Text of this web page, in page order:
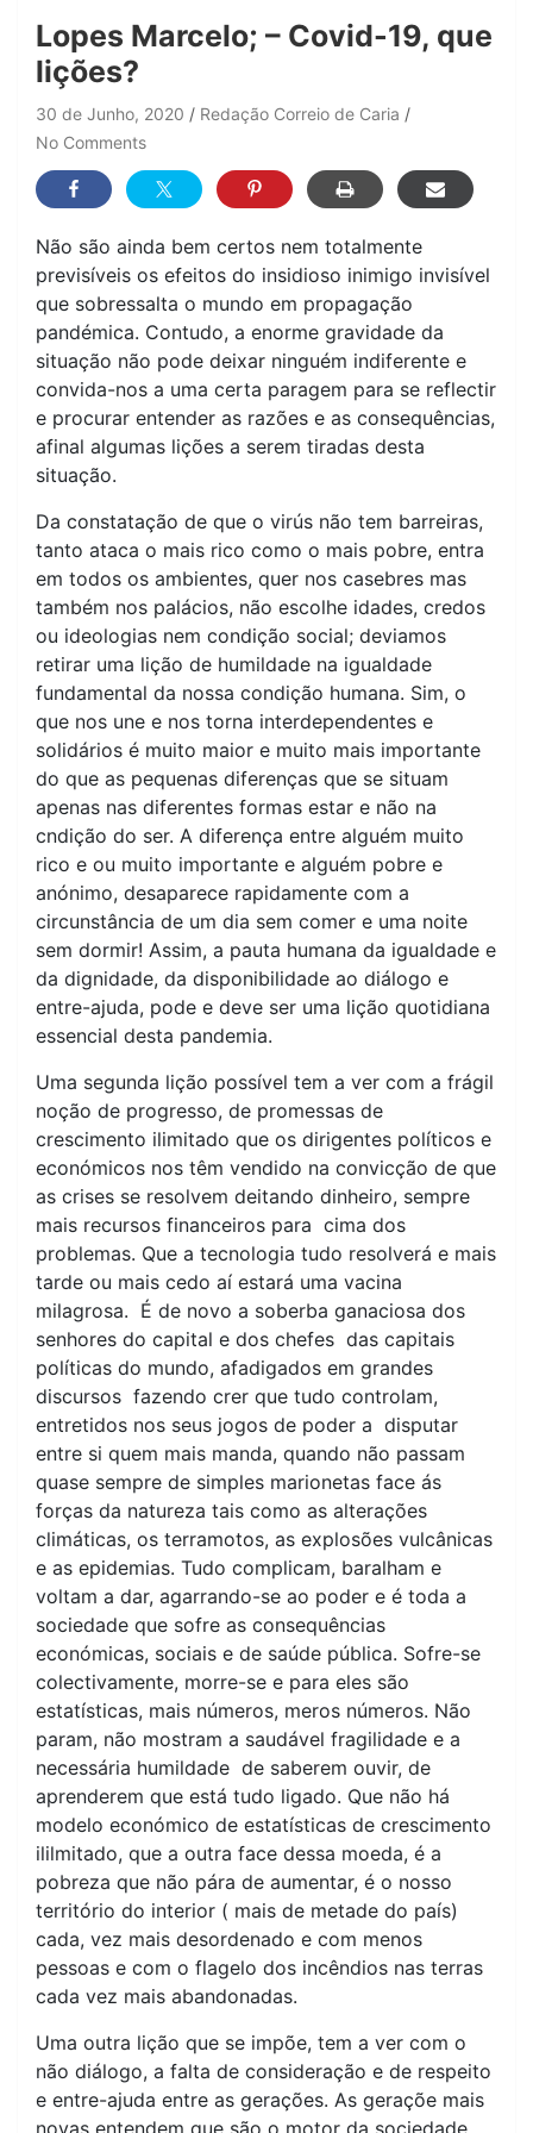
Lopes Marcelo; – Covid-19, que
lições?
30 de Junho, 2020
Redação Correio de Caria
No Comments
Não são ainda bem certos nem totalmente
previsíveis os efeitos do insidioso inimigo invisível
que sobressalta o mundo em propagação
pandémica. Contudo, a enorme gravidade da
situação não pode deixar ninguém indiferente e
convida-nos a uma certa paragem para se reflectir
e procurar entender as razões e as consequências,
afinal algumas lições a serem tiradas desta
situação.
Da constatação de que o virús não tem barreiras,
tanto ataca o mais rico como o mais pobre, entra
em todos os ambientes, quer nos casebres mas
também nos palácios, não escolhe idades, credos
ou ideologias nem condição social; deviamos
retirar uma lição de humildade na igualdade
fundamental da nossa condição humana. Sim, o
que nos une e nos torna interdependentes e
solidários é muito maior e muito mais importante
do que as pequenas diferenças que se situam
apenas nas diferentes formas estar e não na
cndição do ser. A diferença entre alguém muito
rico e ou muito importante e alguém pobre e
anónimo, desaparece rapidamente com a
circunstância de um dia sem comer e uma noite
sem dormir! Assim, a pauta humana da igualdade e
da dignidade, da disponibilidade ao diálogo e
entre-ajuda, pode e deve ser uma lição quotidiana
essencial desta pandemia.
Uma segunda lição possível tem a ver com a frágil
noção de progresso, de promessas de
crescimento ilimitado que os dirigentes políticos e
económicos nos têm vendido na convicção de que
as crises se resolvem deitando dinheiro, sempre
mais recursos financeiros para cima dos
problemas. Que a tecnologia tudo resolverá e mais
tarde ou mais cedo aí estará uma vacina
milagrosa. É de novo a soberba ganaciosa dos
senhores do capital e dos chefes das capitais
políticas do mundo, afadigados em grandes
discursos fazendo crer que tudo controlam,
entretidos nos seus jogos de poder a disputar
entre si quem mais manda, quando não passam
quase sempre de simples marionetas face ás
forças da natureza tais como as alterações
climáticas, os terramotos, as explosões vulcânicas
e as epidemias. Tudo complicam, baralham e
voltam a dar, agarrando-se ao poder e é toda a
sociedade que sofre as consequências
económicas, sociais e de saúde pública. Sofre-se
colectivamente, morre-se e para eles são
estatísticas, mais números, meros números. Não
param, não mostram a saudável fragilidade e a
necessária humildade de saberem ouvir, de
aprenderem que está tudo ligado. Que não há
modelo económico de estatísticas de crescimento
ililmitado, que a outra face dessa moeda, é a
pobreza que não pára de aumentar, é o nosso
território do interior ( mais de metade do país)
cada, vez mais desordenado e com menos
pessoas e com o flagelo dos incêndios nas terras
cada vez mais abandonadas.
Uma outra lição que se impõe, tem a ver com o
não diálogo, a falta de consideração e de respeito
e entre-ajuda entre as gerações. As geraçõe mais